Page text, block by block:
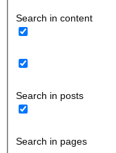
Search in content
Search in posts
Search in pages